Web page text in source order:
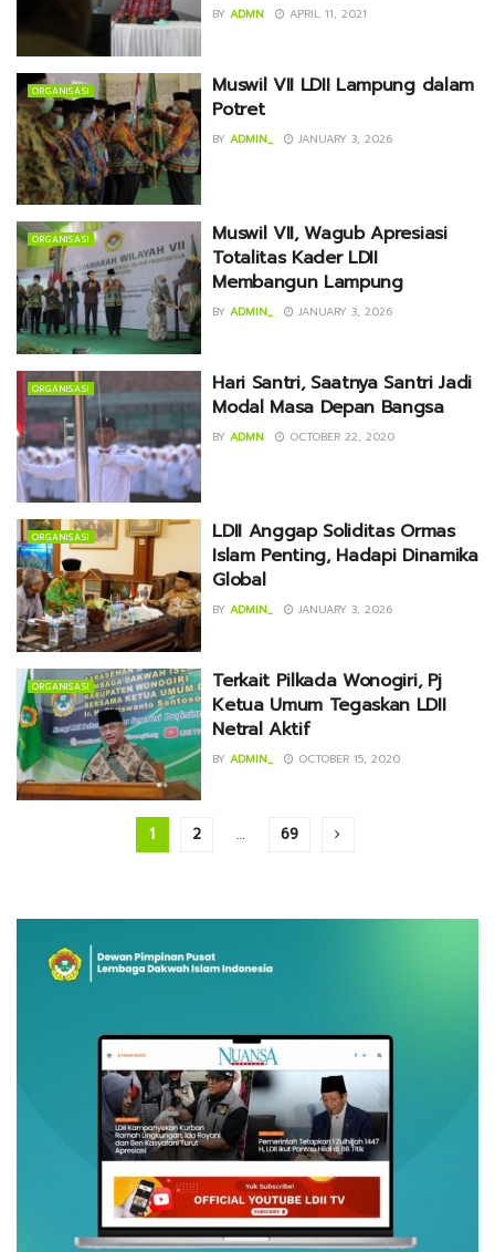
BY ADMN APRIL 11, 2021
ORGANISASI
Muswil VII LDII Lampung dalam
Potret
BY ADMIN_ JANUARY 3, 2026
ORGANISASI
Muswil VII, Wagub Apresiasi
Totalitas Kader LDII
Membangun Lampung
BY ADMIN_ JANUARY 3, 2026
ORGANISASI
Hari Santri, Saatnya Santri Jadi
Modal Masa Depan Bangsa
BY ADMN OCTOBER 22, 2020
ORGANISASI
LDII Anggap Soliditas Ormas
Islam Penting, Hadapi Dinamika
Global
BY ADMIN_ JANUARY 3, 2026
ORGANISASI
Terkait Pilkada Wonogiri, Pj
Ketua Umum Tegaskan LDII
Netral Aktif
BY ADMIN_ OCTOBER 15, 2020
1 2 … 69